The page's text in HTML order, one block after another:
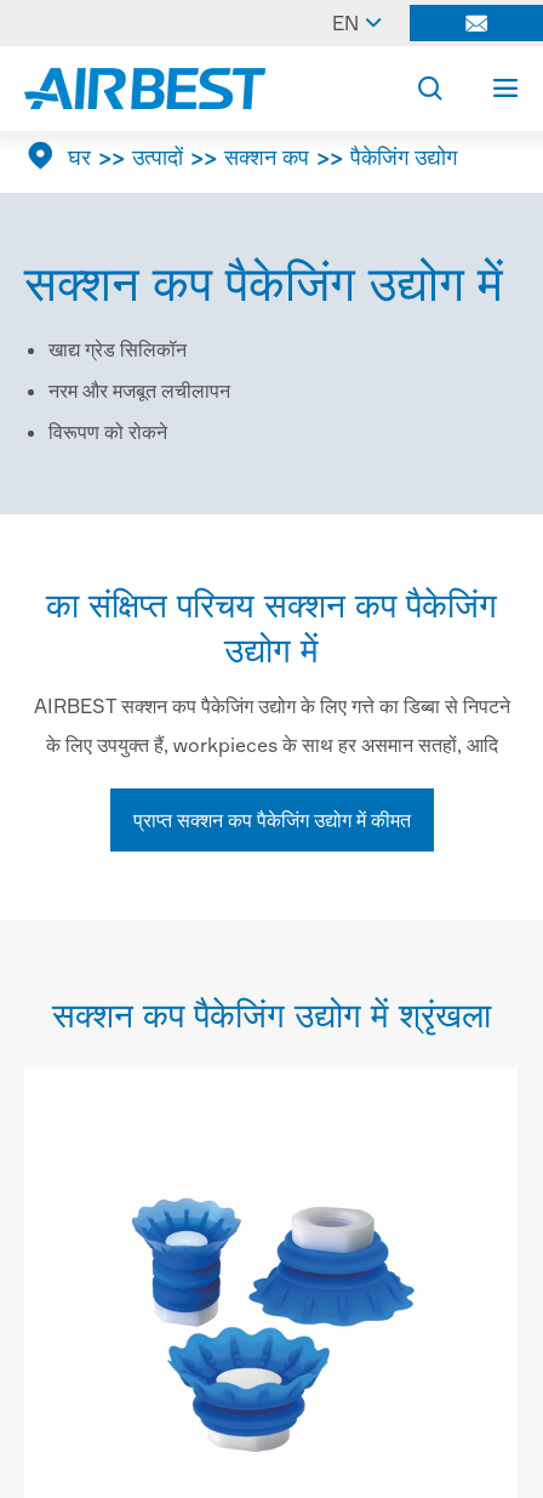
EN  
 
 घर उत्पादों सक्शन कप पैकेजिंग उद्योग
सक्शन कप पैकेजिंग उद्योग में
खाद्य ग्रेड सिलिकॉन
नरम और मजबूत लचीलापन
विरूपण को रोकने
का संक्षिप्त परिचय सक्शन कप पैकेजिंग
उद्योग में
AIRBEST सक्शन कप पैकेजिंग उद्योग के लिए गत्ते का डिब्बा से निपटने
के लिए उपयुक्त हैं, workpieces के साथ हर असमान सतहों, आदि
प्राप्त सक्शन कप पैकेजिंग उद्योग में कीमत
सक्शन कप पैकेजिंग उद्योग में श्रृंखला